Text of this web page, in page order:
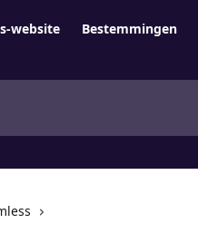
website Bestemmingen